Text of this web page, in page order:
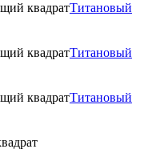
Титановый
Титановый
Титановый